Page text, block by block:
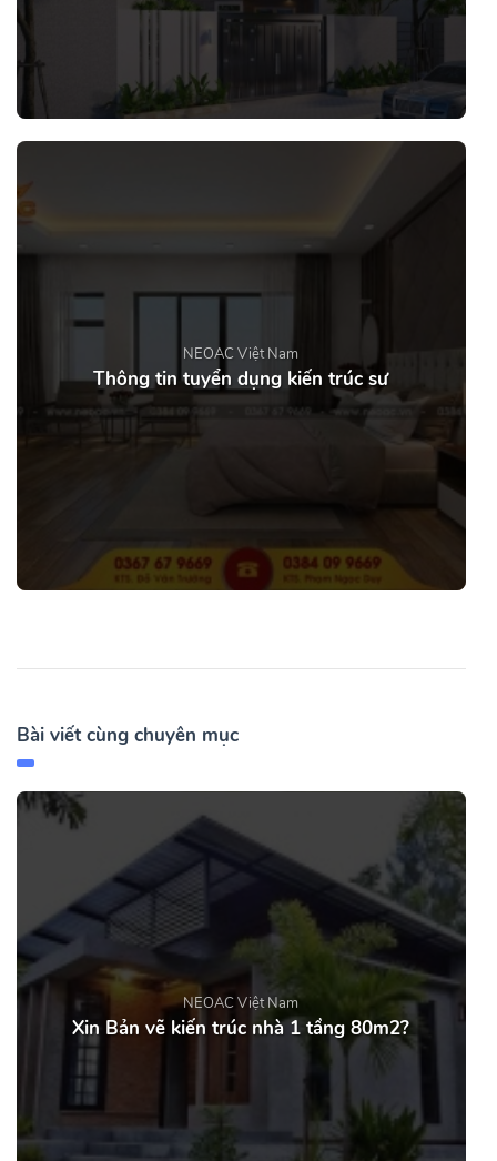
NEOAC Việt Nam
Thông tin tuyển dụng kiến trúc sư
Bài viết cùng chuyên mục
NEOAC Việt Nam
Xin Bản vẽ kiến trúc nhà 1 tầng 80m2?